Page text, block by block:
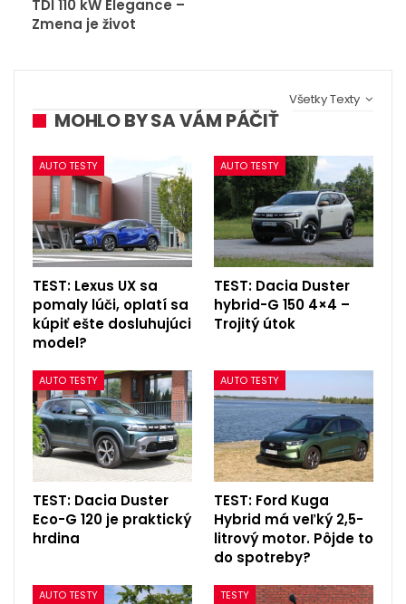
TDI 110 kW Elegance –
Zmena je život
Všetky Texty
MOHLO BY SA VÁM PÁČIŤ
AUTO TESTY
TEST: Lexus UX sa
pomaly lúči, oplatí sa
kúpiť ešte dosluhujúci
model?
AUTO TESTY
TEST: Dacia Duster
hybrid-G 150 4×4 –
Trojitý útok
AUTO TESTY
TEST: Dacia Duster
Eco-G 120 je praktický
hrdina
AUTO TESTY
TEST: Ford Kuga
Hybrid má veľký 2,5-
litrový motor. Pôjde to
do spotreby?
AUTO TESTY TESTY